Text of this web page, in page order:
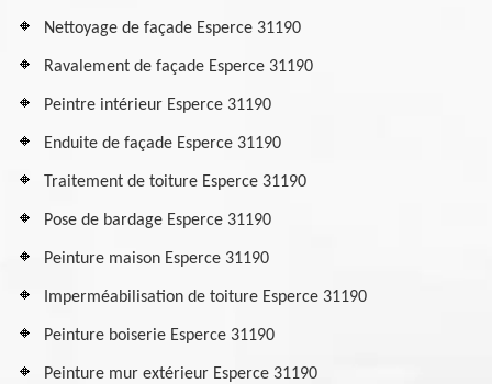
Nettoyage de façade Esperce 31190
Ravalement de façade Esperce 31190
Peintre intérieur Esperce 31190
Enduite de façade Esperce 31190
Traitement de toiture Esperce 31190
Pose de bardage Esperce 31190
Peinture maison Esperce 31190
Imperméabilisation de toiture Esperce 31190
Peinture boiserie Esperce 31190
Peinture mur extérieur Esperce 31190